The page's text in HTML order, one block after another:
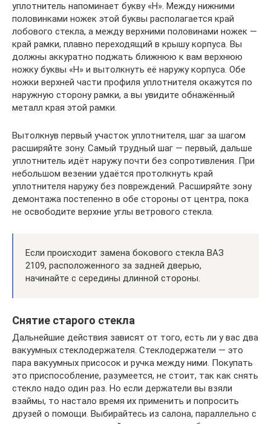
уплотнитель напоминает букву «Н». Между нижними
половинками ножек этой буквы располагается край
лобового стекла, а между верхними половинами ножек —
край рамки, плавно переходящий в крышу корпуса. Вы
должны аккуратно поджать ближнюю к вам верхнюю
ножку буквы «Н» и вытолкнуть её наружу корпуса. Обе
ножки верхней части профиля уплотнителя окажутся по
наружную сторону рамки, а вы увидите обнажённый
металл края этой рамки.
Вытолкнув первый участок уплотнителя, шаг за шагом
расширяйте зону. Самый трудный шаг — первый, дальше
уплотнитель идёт наружу почти без сопротивления. При
небольшом везении удаётся протолкнуть край
уплотнителя наружу без повреждений. Расширяйте зону
демонтажа постепенно в обе стороны от центра, пока
не освободите верхние углы ветрового стекла.
Если происходит замена бокового стекла ВАЗ
2109, расположенного за задней дверью,
начинайте с середины длинной стороны.
Снятие старого стекла
Дальнейшие действия зависят от того, есть ли у вас два
вакуумных стеклодержателя. Стеклодержатели — это
пара вакуумных присосок и ручка между ними. Покупать
это приспособление, разумеется, не стоит, так как снять
стекло надо один раз. Но если держатели вы взяли
взаймы, то настало время их применить и попросить
друзей о помощи. Выбирайтесь из салона, параллельно с